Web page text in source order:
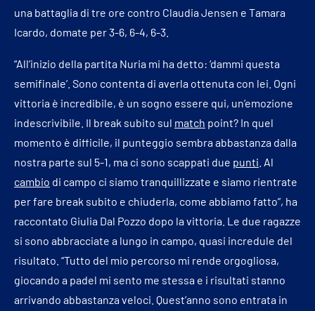
una battaglia di tre ore contro Claudia Jensen e Tamara
Icardo, domate per 3-6, 6-4, 6-3.
“All’inizio della partita Nuria mi ha detto: ‘dammi questa
semifinale’. Sono contenta di averla ottenuta con lei. Ogni
vittoria è incredibile, è un sogno essere qui, un’emozione
indescrivibile. Il break subito sul match point? In quel
momento è difficile, il punteggio sembra abbastanza dalla
nostra parte sul 5-1, ma ci sono scappati due punti . Al
cambio di campo ci siamo tranquillizzate e siamo rientrate
per fare break subito e chiuderla, come abbiamo fatto”, ha
raccontato Giulia Dal Pozzo dopo la vittoria. Le due ragazze
si sono abbracciate a lungo in campo, quasi incredule del
risultato. “Tutto del mio percorso mi rende orgogliosa,
giocando a padel mi sento me stessa e i risultati stanno
arrivando abbastanza veloci. Quest’anno sono entrata in